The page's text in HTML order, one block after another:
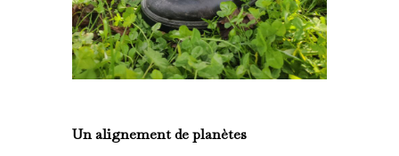
Un alignement de planètes